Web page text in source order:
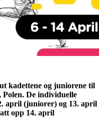
kadettene og juniorene til
Polen. De individuelle
april (juniorer) og 13. april
opp 14. april